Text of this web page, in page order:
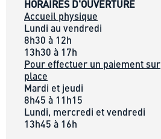
HORAIRES D'OUVERTURE
Accueil physique
Lundi au vendredi
8h30 à 12h
13h30 à 17h
Pour effectuer un paiement sur
place
Mardi et jeudi
8h45 à 11h15
Lundi, mercredi et vendredi
13h45 à 16h